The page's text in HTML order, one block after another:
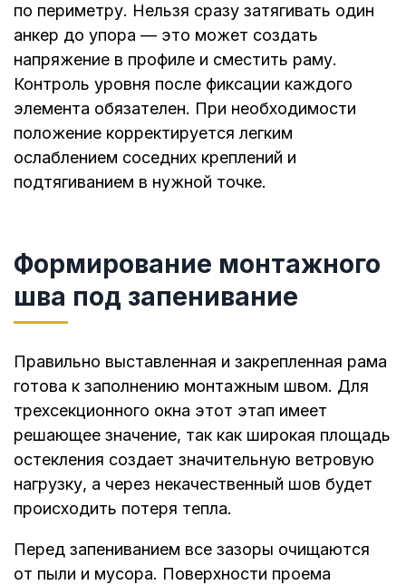
по периметру. Нельзя сразу затягивать один
анкер до упора — это может создать
напряжение в профиле и сместить раму.
Контроль уровня после фиксации каждого
элемента обязателен. При необходимости
положение корректируется легким
ослаблением соседних креплений и
подтягиванием в нужной точке.
Формирование монтажного
шва под запенивание
Правильно выставленная и закрепленная рама
готова к заполнению монтажным швом. Для
трехсекционного окна этот этап имеет
решающее значение, так как широкая площадь
остекления создает значительную ветровую
нагрузку, а через некачественный шов будет
происходить потеря тепла.
Перед запениванием все зазоры очищаются
от пыли и мусора. Поверхности проема